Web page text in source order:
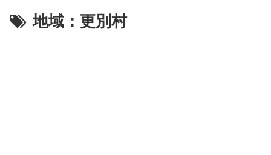
地域：更別村